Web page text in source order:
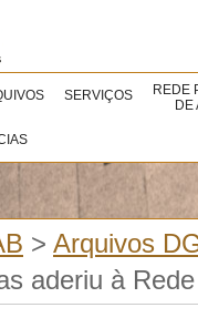
SERVIÇOS
REDE
DE
> Arquivos
aderiu à